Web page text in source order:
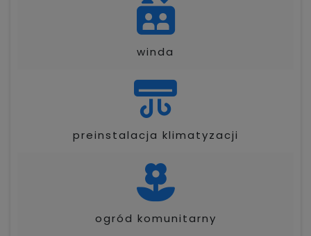
winda
preinstalacja klimatyzacji
ogród komunitarny